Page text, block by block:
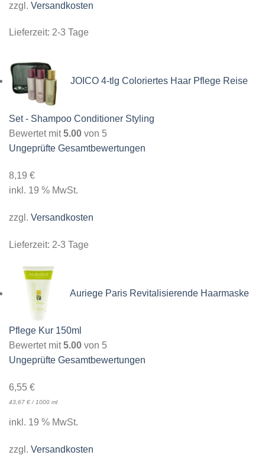
zzgl. Versandkosten
Lieferzeit: 2-3 Tage
JOICO 4-tlg Coloriertes Haar Pflege Reise
Set - Shampoo Conditioner Styling
Bewertet mit5.00 von 5
Ungeprüfte Gesamtbewertungen
8,19 €
inkl. 19 % MwSt.
zzgl. Versandkosten
Lieferzeit: 2-3 Tage
Auriege Paris Revitalisierende Haarmaske
Pflege Kur 150ml
Bewertet mit5.00 von 5
Ungeprüfte Gesamtbewertungen
6,55 €
43,67 €/1000 ml
inkl. 19 % MwSt.
zzgl. Versandkosten